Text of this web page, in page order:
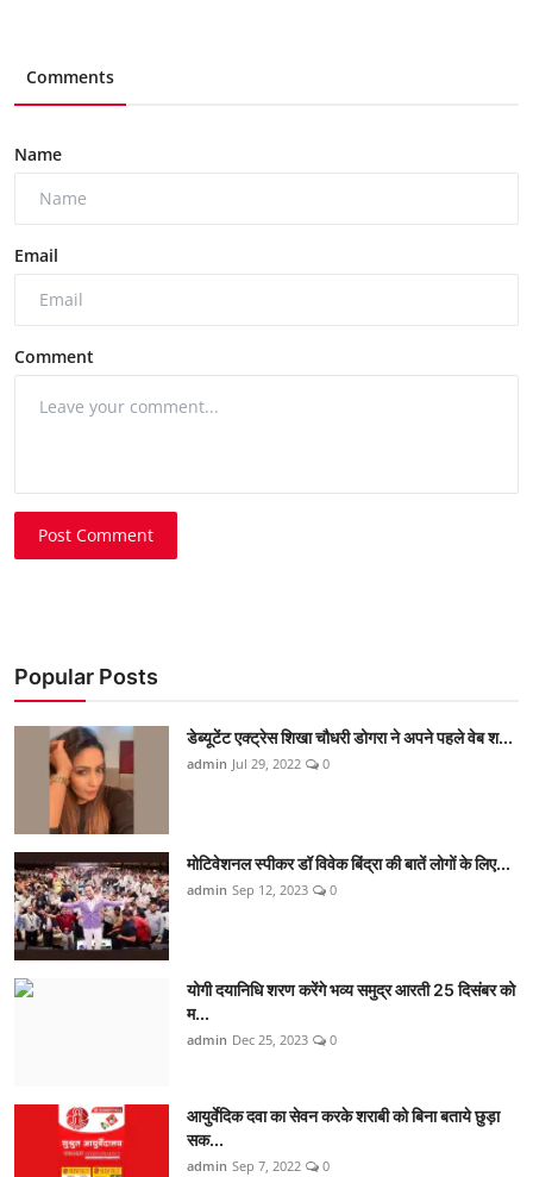
Comments
Name
Email
Comment
Post Comment
Popular Posts
डेब्यूटेंट एक्ट्रेस शिखा चौधरी डोगरा ने अपने पहले वेब श...
admin Jul 29, 2022 0
मोटिवेशनल स्पीकर डॉ विवेक बिंद्रा की बातें लोगों के लिए...
admin Sep 12, 2023 0
योगी दयानिधि शरण करेंगे भव्य समुद्र आरती 25 दिसंबर को
म...
admin Dec 25, 2023 0
आयुर्वेदिक दवा का सेवन करके शराबी को बिना बताये छुड़ा
सक...
admin Sep 7, 2022 0